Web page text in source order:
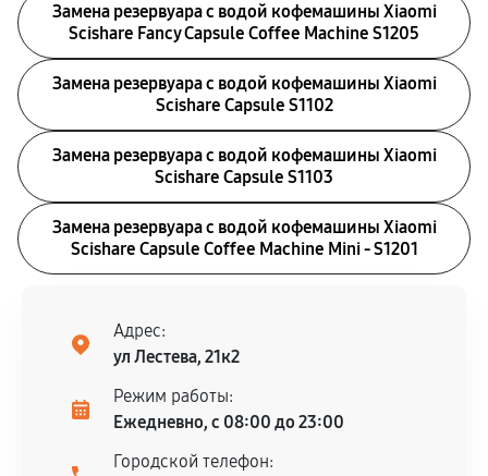
Замена резервуара с водой кофемашины Xiaomi
Scishare Fancy Capsule Coffee Machine S1205
Замена резервуара с водой кофемашины Xiaomi
Scishare Capsule S1102
Замена резервуара с водой кофемашины Xiaomi
Scishare Capsule S1103
Замена резервуара с водой кофемашины Xiaomi
Scishare Capsule Coffee Machine Mini - S1201
Адрес:
ул Лестева, 21к2
Режим работы:
Ежедневно, с 08:00 до 23:00
Городской телефон: